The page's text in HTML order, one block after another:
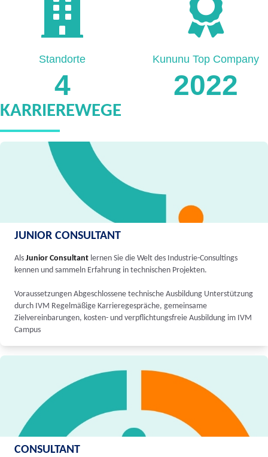
4
Standorte
2022
Kununu Top Company
KARRIEREWEGE
JUNIOR CONSULTANT
Als Junior Consultant lernen Sie die Welt des Industrie-Consultings
kennen und sammeln Erfahrung in technischen Projekten.
Voraussetzungen Abgeschlossene technische Ausbildung Unterstützung
durch IVM Regelmäßige Karrieregespräche, gemeinsame
Zielvereinbarungen, kosten- und verpflichtungsfreie Ausbildung im IVM
Campus
CONSULTANT